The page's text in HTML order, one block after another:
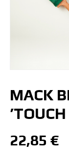
MACK
’TOUCH
22,85 €